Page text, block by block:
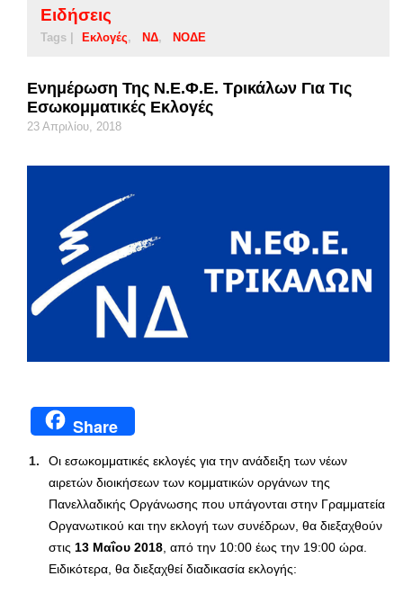
Ειδήσεις
Tags | Εκλογές ΝΔ ΝΟΔΕ
Ενημέρωση Της Ν.Ε.Φ.Ε. Τρικάλων Για Τις
Εσωκομματικές Εκλογές
23 Απριλίου, 2018
Share
Οι εσωκομματικές εκλογές για την ανάδειξη των νέων
αιρετών διοικήσεων των κομματικών οργάνων της
Πανελλαδικής Οργάνωσης που υπάγονται στην Γραμματεία
Οργανωτικού και την εκλογή των συνέδρων, θα διεξαχθούν
στις 13 Μαΐου 2018 , από την 10:00 έως την 19:00 ώρα.
Ειδικότερα, θα διεξαχθεί διαδικασία εκλογής: